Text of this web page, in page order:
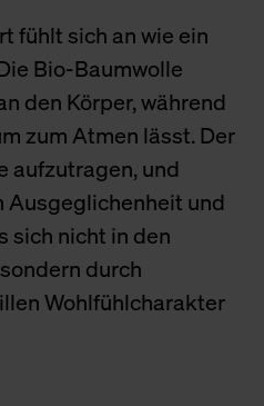
fühlt sich an wie ein
Bio-Baumwolle
den Körper, während
zum Atmen lässt. Der
aufzutragen, und
Ausgeglichenheit und
sich nicht in den
durch
Wohlfühlcharakter